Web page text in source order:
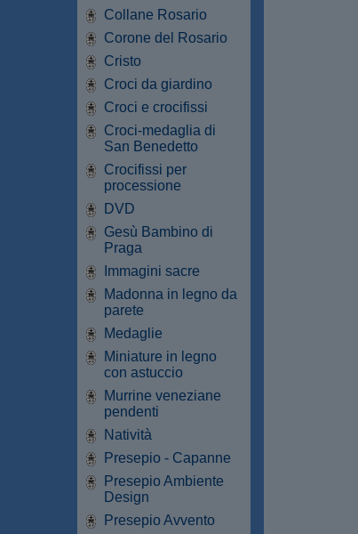
Collane Rosario
Corone del Rosario
Cristo
Croci da giardino
Croci e crocifissi
Croci-medaglia di
San Benedetto
Crocifissi per
processione
DVD
Gesù Bambino di
Praga
Immagini sacre
Madonna in legno da
parete
Medaglie
Miniature in legno
con astuccio
Murrine veneziane
pendenti
Natività
Presepio - Capanne
Presepio Ambiente
Design
Presepio Avvento